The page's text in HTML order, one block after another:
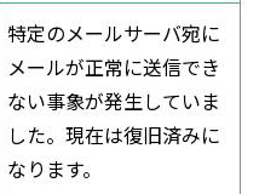
特定のメールサーバ宛に
メールが正常に送信でき
ない事象が発生していま
した。現在は復旧済みに
なります。